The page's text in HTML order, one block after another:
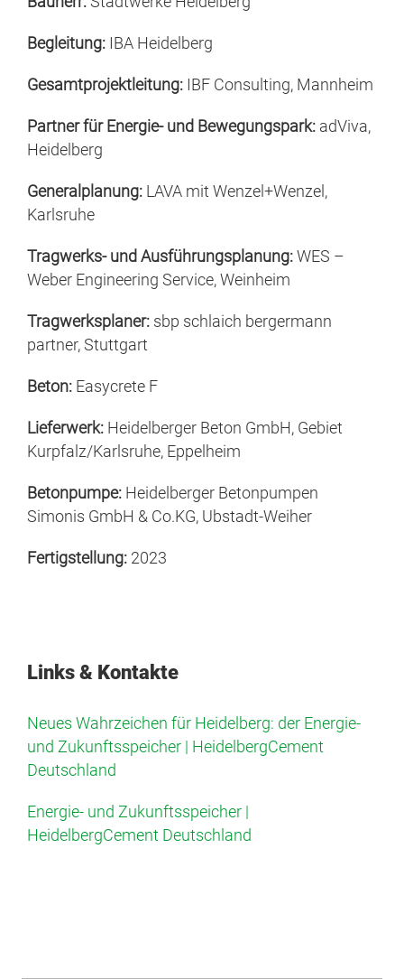
Begleitung: IBA Heidelberg
Gesamtprojektleitung: IBF Consulting, Mannheim
Partner für Energie- und Bewegungspark: adViva,
Heidelberg
Generalplanung: LAVA mit Wenzel+Wenzel,
Karlsruhe
Tragwerks- und Ausführungsplanung:WES –
Weber Engineering Service, Weinheim
Tragwerksplaner: sbp schlaich bergermann
partner, Stuttgart
Beton: Easycrete F
Lieferwerk: Heidelberger Beton GmbH, Gebiet
Kurpfalz/Karlsruhe, Eppelheim
Betonpumpe: Heidelberger Betonpumpen
Simonis GmbH & Co.KG, Ubstadt-Weiher
Fertigstellung: 2023
Links & Kontakte
Neues Wahrzeichen für Heidelberg: der Energie-
und Zukunftsspeicher | HeidelbergCement
Deutschland
Energie- und Zukunftsspeicher |
HeidelbergCement Deutschland